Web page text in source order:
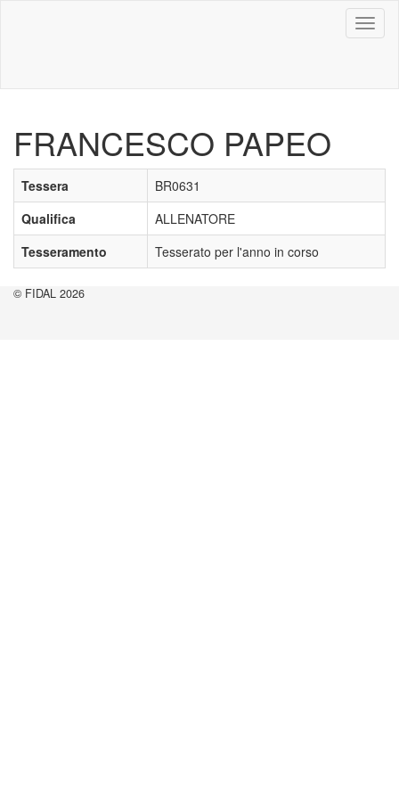
FRANCESCO PAPEO
Tessera
BR0631
Qualifica
ALLENATORE
Tesseramento
Tesserato per l'anno in corso
© FIDAL 2026